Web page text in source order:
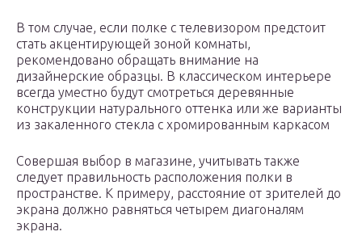
В том случае, если полке с телевизором предстоит
стать акцентирующей зоной комнаты,
рекомендовано обращать внимание на
дизайнерские образцы. В классическом интерьере
всегда уместно будут смотреться деревянные
конструкции натурального оттенка или же варианты
из закаленного стекла с хромированным каркасом
Совершая выбор в магазине, учитывать также
следует правильность расположения полки в
пространстве. К примеру, расстояние от зрителей до
экрана должно равняться четырем диагоналям
экрана.